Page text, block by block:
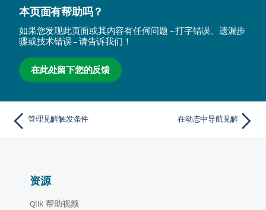
本页面有帮助吗？
如果您发现此页面或其内容有任何问题 – 打字错误、遗漏步
骤或技术错误 – 请告诉我们！
在此处留下您的反馈
管理见解触发条件 在动态中导航见解
资源
Qlik 帮助视频